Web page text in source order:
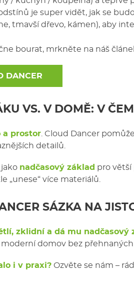
je super vidět, jak se
tmavší dřevo, kámen), aby
bourat, mrkněte na náš
DANCER
VS. V DOMĚ: V
a prostor . Cloud Dancer
detailů.
nadčasový základ pro větší
„unese“ více materiálů.
SÁZKA NA
zklidní a dá mu nadčasový
domov bez přehnaných
i v praxi? Ozvěte se nám –